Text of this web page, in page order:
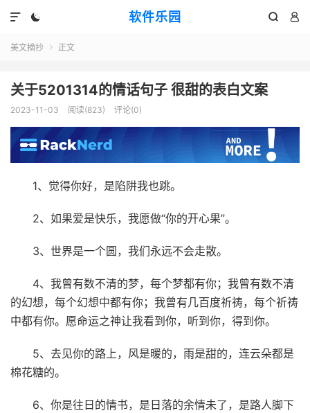
软件乐园 
 

美文摘抄  正文
关于5201314的情话句子 很甜的表白文案
2023-11-03 阅读(823) 评论(0)
1、觉得你好，是陷阱我也跳。
2、如果爱是快乐，我愿做“你的开心果”。
3、世界是一个圆，我们永远不会走散。
4、我曾有数不清的梦，每个梦都有你；我曾有数不清
的幻想，每个幻想中都有你；我曾有几百度祈祷，每个祈祷
中都有你。愿命运之神让我看到你，听到你，得到你。
5、去见你的路上，风是暖的，雨是甜的，连云朵都是
棉花糖的。
6、你是往日的情书，是日落的余情未了，是路人脚下